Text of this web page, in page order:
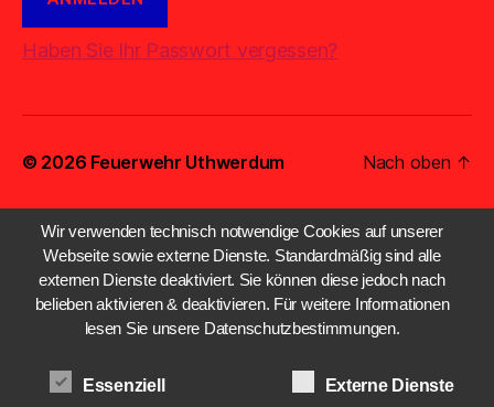
Haben Sie Ihr Passwort vergessen?
© 2026 Feuerwehr Uthwerdum Nach oben ↑
Wir verwenden technisch notwendige Cookies auf unserer
Webseite sowie externe Dienste. Standardmäßig sind alle
externen Dienste deaktiviert. Sie können diese jedoch nach
belieben aktivieren & deaktivieren. Für weitere Informationen
lesen Sie unsere Datenschutzbestimmungen.
Essenziell Externe Dienste